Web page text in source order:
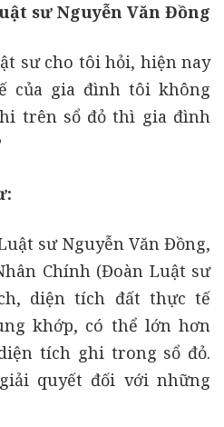
sư Nguyễn Văn Đồng
sư cho tôi hỏi, hiện nay
của gia đình tôi không
trên sổ đỏ thì gia đình
sư Nguyễn Văn Đồng,
Chính (Đoàn Luật sư
diện tích đất thực tế
khớp, có thể lớn hơn
tích ghi trong sổ đỏ.
quyết đối với những